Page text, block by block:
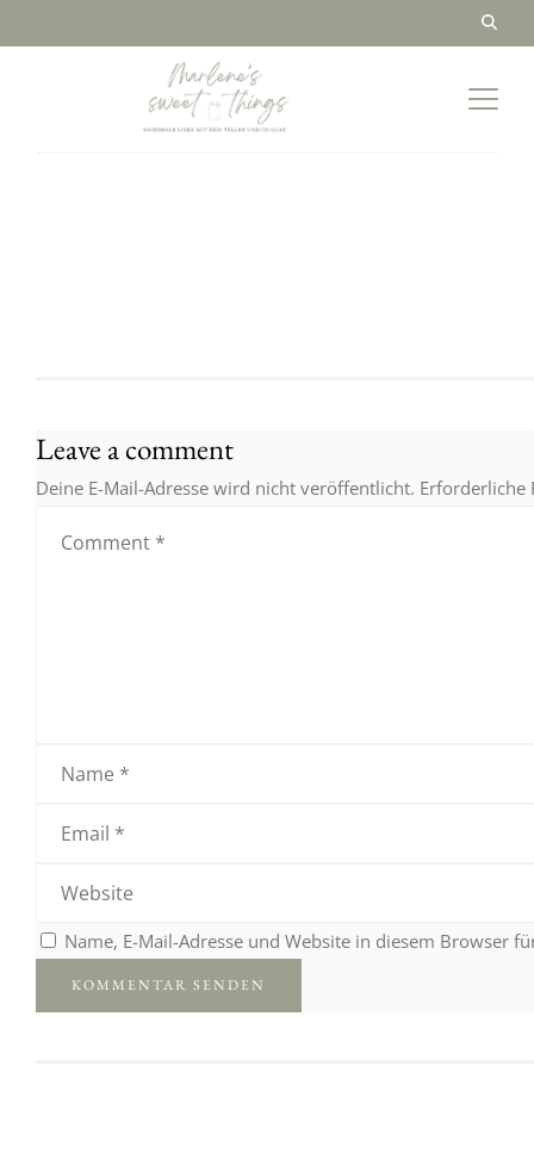
Leave a comment
Deine E-Mail-Adresse wird nicht veröffentlicht.
Name, E-Mail-Adresse und Website in diesem Browser